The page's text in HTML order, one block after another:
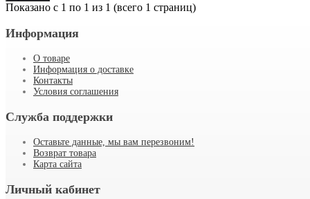
Показано с 1 по 1 из 1 (всего 1 страниц)
Информация
О товаре
Информация о доставке
Контакты
Условия соглашения
Служба поддержки
Оставьте данные, мы вам перезвоним!
Возврат товара
Карта сайта
Личный кабинет